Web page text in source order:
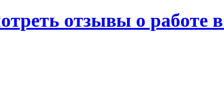
отзывы о работе